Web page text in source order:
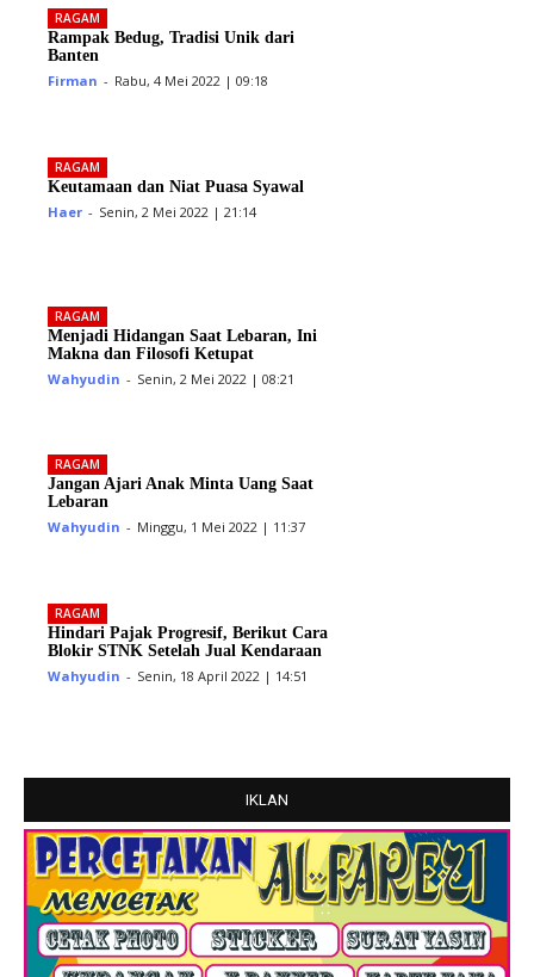
RAGAM
Rampak Bedug, Tradisi Unik dari
Banten
Firman - Rabu, 4 Mei 2022 | 09:18
RAGAM
Keutamaan dan Niat Puasa Syawal
Haer - Senin, 2 Mei 2022 | 21:14
RAGAM
Menjadi Hidangan Saat Lebaran, Ini
Makna dan Filosofi Ketupat
Wahyudin - Senin, 2 Mei 2022 | 08:21
RAGAM
Jangan Ajari Anak Minta Uang Saat
Lebaran
Wahyudin - Minggu, 1 Mei 2022 | 11:37
RAGAM
Hindari Pajak Progresif, Berikut Cara
Blokir STNK Setelah Jual Kendaraan
Wahyudin - Senin, 18 April 2022 | 14:51
IKLAN